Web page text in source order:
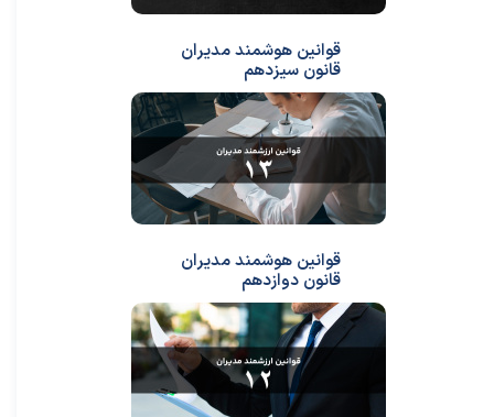
قوانین هوشمند مدیران
قانون سیزدهم
قوانین هوشمند مدیران
قانون دوازدهم